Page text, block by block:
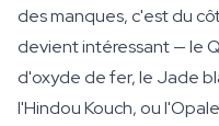
des manques, c'est du
devient intéressant — le
d'oxyde de fer, le Jade
l'Hindou Kouch, ou